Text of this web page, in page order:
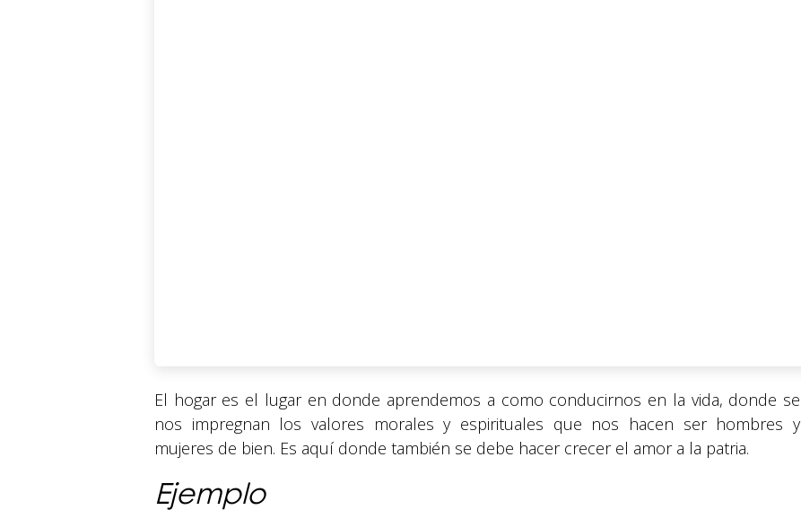
El hogar es el lugar en donde aprendemos a como conducirnos en la vida, donde se
nos impregnan los valores morales y espirituales que nos hacen ser hombres y
mujeres de bien. Es aquí donde también se debe hacer crecer el amor a la patria.
Ejemplo